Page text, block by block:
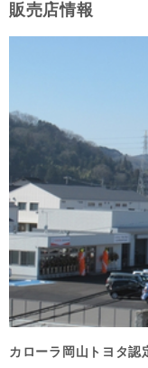
販売店情報
カローラ岡山トヨタ認